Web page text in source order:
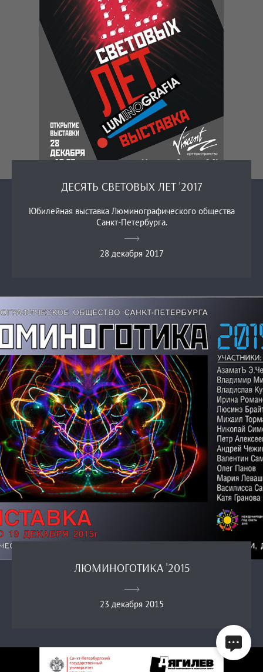
ДЕСЯТЬ СВЕТОВЫХ ЛЕТ '2017
Юбилейная выставка Люминографического общества
Санкт-Петербурга.
28 декабря 2017
ЛЮМИНОГОТИКА '2015
23 декабря 2015